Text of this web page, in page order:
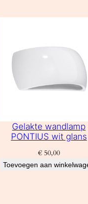
Gelakte wandlamp
PONTIUS wit glans
€50,00
Toevoegen aan